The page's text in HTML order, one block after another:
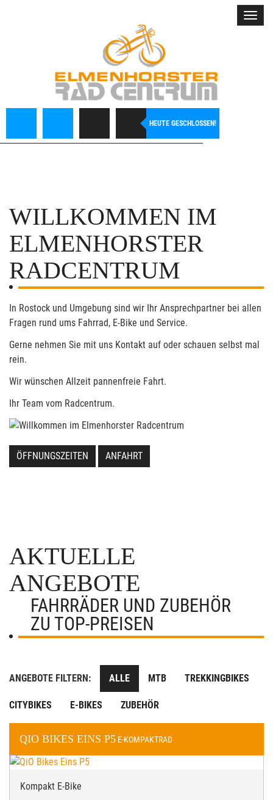
HEUTE GESCHLOSSEN!
WILLKOMMEN IM
ELMENHORSTER
RADCENTRUM
In Rostock und Umgebung sind wir Ihr Ansprechpartner bei allen
Fragen rund ums Fahrrad, E-Bike und Service.
Gerne nehmen Sie mit uns Kontakt auf oder schauen selbst mal
rein.
Wir wünschen Allzeit pannenfreie Fahrt.
Ihr Team vom Radcentrum.
ÖFFNUNGSZEITEN ANFAHRT
AKTUELLE
ANGEBOTE
FAHRRÄDER UND ZUBEHÖR
ZU TOP-PREISEN
ANGEBOTE FILTERN: ALLE MTB TREKKINGBIKES
CITYBIKES E-BIKES ZUBEHÖR
QIO BIKES EINS P5 E-KOMPAKTRAD
Kompakt E-Bike